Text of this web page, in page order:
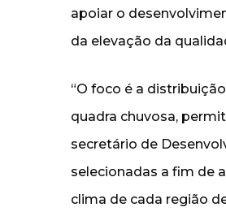
apoiar o
da elevação da
“O foco é a
quadra chuvosa,
secretário de
selecionadas a fim de
clima de cada região